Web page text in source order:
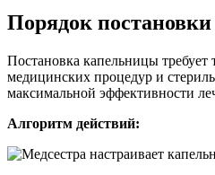
Порядок
Постановка капельницы требует
медицинских процедур и
максимальной эффективности
Алгоритм действий: